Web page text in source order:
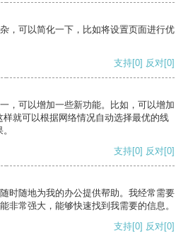
，可以简化一下，比如将设置页面进行优
支持[0] 反对[0]
，可以增加一些新功能。比如，可以增加
就可以根据网络情况自动选择最优的线
支持[0] 反对[0]
时随地为我的办公提供帮助。我经常需要
非常强大，能够快速找到我需要的信息。
支持[0] 反对[0]